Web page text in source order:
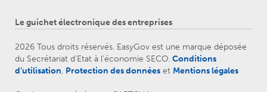
Le guichet électronique des entreprises
2026 Tous droits réservés. EasyGov est une marque déposée
du Secrétariat d’Etat à l’économie SECO. Conditions
d’utilisation, Protection des données et Mentions légales